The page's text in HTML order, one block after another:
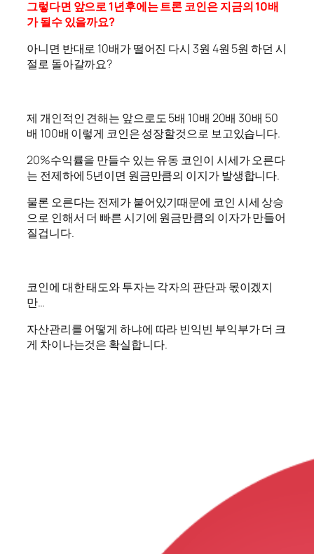
그렇다면 앞으로 1년후에는 트론 코인은 지금의 10배
가 될수 있을까요?
아니면 반대로 10배가 떨어진 다시 3원 4원 5원 하던 시
절로 돌아갈까요?
제 개인적인 견해는 앞으로도 5배 10배 20배 30배 50
배 100배 이렇게 코인은 성장할것으로 보고있습니다.
20%수익률을 만들수 있는 유동 코인이 시세가 오른다
는 전제하에 5년이면 원금만큼의 이지가 발생합니다.
물론 오른다는 전제가 붙어있기때문에 코인 시세 상승
으로 인해서 더 빠른 시기에 원금만큼의 이자가 만들어
질겁니다.
코인에 대한 태도와 투자는 각자의 판단과 몫이겠지
만…
자산관리를 어떻게 하냐에 따라 빈익빈 부익부가 더 크
게 차이나는것은 확실합니다.